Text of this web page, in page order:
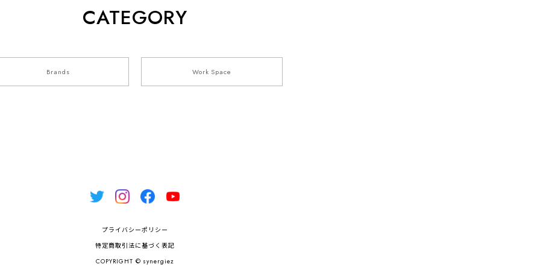
CATEGORY
Brands Work Space
プライバシーポリシー
特定商取引法に基づく表記
COPYRIGHT © synergiez